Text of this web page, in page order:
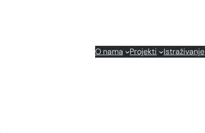
O nama
Projekti Istraživanje